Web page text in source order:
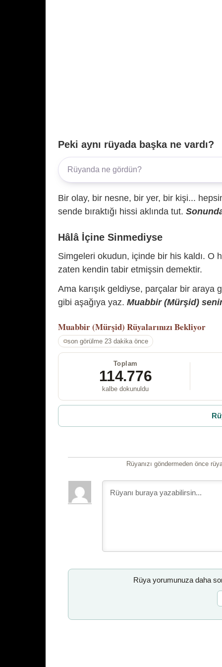
Peki aynı rüyada başka ne vardı?
Bir olay, bir nesne, bir yer, bir kişi...
sende bıraktığı hissi aklında tut.
Hâlâ İçine Sinmediyse
Simgeleri okudun, içinde bir his kaldı. O
zaten kendin tabir etmişsin demektir.
Ama karışık geldiyse, parçalar bir araya
gibi aşağıya yaz. Muabbir (Mürşid)
Muabbir (Mürşid) Rüyalarınızı Bekliyor
son görülme 23 dakika önce
Toplam
114.776
kalbe dokunuldu
Rüyanızı göndermeden önce
Rüya yorumunuza daha